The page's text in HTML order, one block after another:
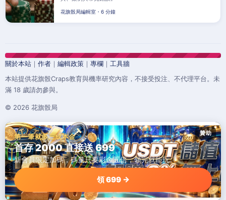
花旗骰局編輯室・6 分鐘
關於本站 ｜ 作者 ｜ 編輯政策 ｜ 專欄 ｜ 工具牆
本站提供花旗骰Craps教育與機率研究內容，不接受投注、不代理平台。未
滿 18 歲請勿參與。
© 2026 花旗骰局
贊助
第一筆就多三成本金
首存 2000 直接送 699
新會員限定加碼，碼量只要彩金五倍，領完就能玩。
領 699 →